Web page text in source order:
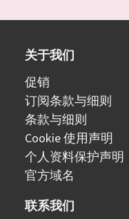
关于我们
促销
订阅条款与细则
条款与细则
Cookie 使用声明
个人资料保护声明
官方域名
联系我们